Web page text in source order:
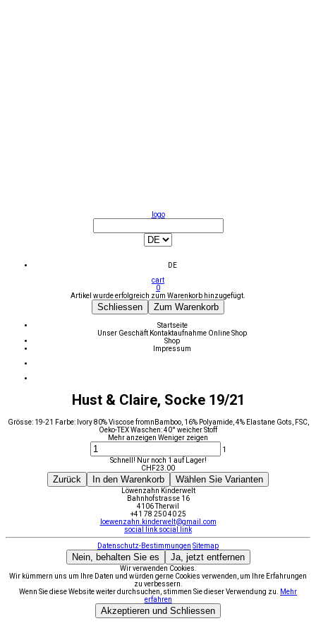
logo
DE
cart
0
Artikel wurde erfolgreich zum Warenkorb hinzugefügt.
Schliessen Zum Warenkorb
Startseite
Unser Geschäft Kontaktaufnahme Online Shop
Shop
Impressum
Hust & Claire, Socke 19/21
Grösse: 19-21 Farbe: Ivory 80% Viscose fromnBamboo, 16% Polyamide, 4% Elastane Gots, FSC,
Oeko-TEX Waschen: 40° weicher Stoff
Mehr anzeigen Weniger zeigen
1
Schnell! Nur noch 1 auf Lager!
CHF23.00
Zurück In den Warenkorb Wählen Sie Varianten
Löwenzahn Kinderwelt
Bahnhofstrasse 16
4106 Therwil
+41 78 250 40 25
loewenzahn.kinderwelt@gmail.com
social link social link
Datenschutz-Bestimmungen Sitemap
Nein, behalten Sie es Ja, jetzt entfernen
Wir verwenden Cookies.
Wir kümmern uns um Ihre Daten und würden gerne Cookies verwenden, um Ihre Erfahrungen
zu verbessern.
Wenn Sie diese Website weiter durchsuchen, stimmen Sie dieser Verwendung zu.
Mehr
erfahren
Akzeptieren und Schliessen